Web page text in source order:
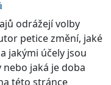
odrážejí volby
petice změní, jaké
jakými účely jsou
jaká je doba
této stránce